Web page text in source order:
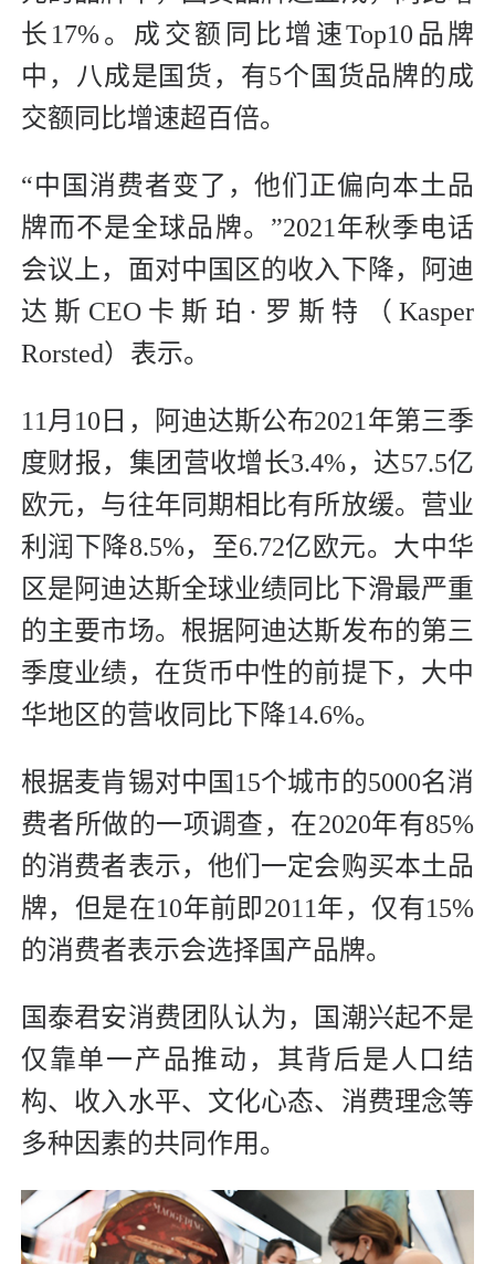
长17%。成交额同比增速Top10品牌
中，八成是国货，有5个国货品牌的成
交额同比增速超百倍。
“中国消费者变了，他们正偏向本土品
牌而不是全球品牌。”2021年秋季电话
会议上，面对中国区的收入下降，阿迪
达斯CEO卡斯珀·罗斯特（Kasper
Rorsted）表示。
11月10日，阿迪达斯公布2021年第三季
度财报，集团营收增长3.4%，达57.5亿
欧元，与往年同期相比有所放缓。营业
利润下降8.5%，至6.72亿欧元。大中华
区是阿迪达斯全球业绩同比下滑最严重
的主要市场。根据阿迪达斯发布的第三
季度业绩，在货币中性的前提下，大中
华地区的营收同比下降14.6%。
根据麦肯锡对中国15个城市的5000名消
费者所做的一项调查，在2020年有85%
的消费者表示，他们一定会购买本土品
牌，但是在10年前即2011年，仅有15%
的消费者表示会选择国产品牌。
国泰君安消费团队认为，国潮兴起不是
仅靠单一产品推动，其背后是人口结
构、收入水平、文化心态、消费理念等
多种因素的共同作用。